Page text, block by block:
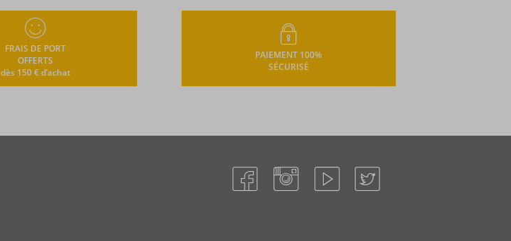
FRAIS DE PORT
OFFERTS
dès 150 € d’achat
PAIEMENT 100%
SÉCURISÉ